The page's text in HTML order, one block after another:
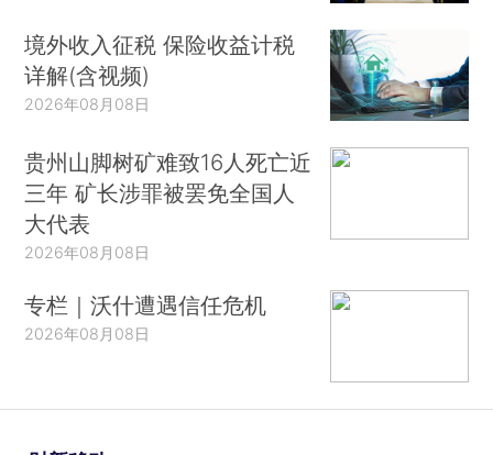
境外收入征税 保险收益计税
详解(含视频)
2026年08月08日
贵州山脚树矿难致16人死亡近
三年 矿长涉罪被罢免全国人
大代表
2026年08月08日
专栏｜沃什遭遇信任危机
2026年08月08日